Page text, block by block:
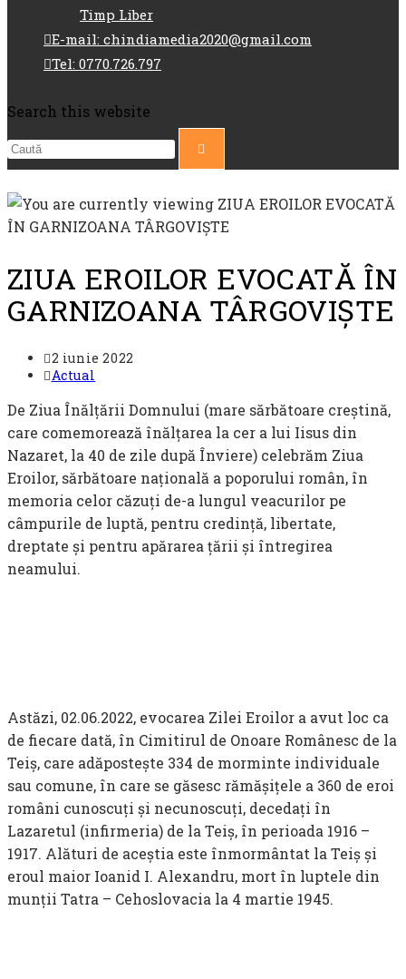
Timp Liber
E-mail: chindiamedia2020@gmail.com
Tel: 0770.726.797
Search this website
ZIUA EROILOR EVOCATĂ ÎN
GARNIZOANA TÂRGOVIȘTE
Post
published:
2 iunie 2022
Post
Actual
De Ziua Înălțării Domnului (mare sărbătoare creștină,
care comemorează înălțarea la cer a lui Iisus din
Nazaret, la 40 de zile după Înviere) celebrăm Ziua
Eroilor, sărbătoare națională a poporului român, în
memoria celor căzuți de-a lungul veacurilor pe
câmpurile de luptă, pentru credință, libertate,
dreptate și pentru apărarea țării și întregirea
neamului.
Astăzi, 02.06.2022, evocarea Zilei Eroilor a avut loc ca
de fiecare dată, în Cimitirul de Onoare Românesc de la
Teiş, care adăposteşte 334 de morminte individuale
sau comune, în care se găsesc rămășițele a 360 de eroi
români cunoscuți și necunoscuți, decedaţi în
Lazaretul (infirmeria) de la Teiş, în perioada 1916 –
1917. Alături de aceştia este înmormântat la Teiş şi
eroul maior Ioanid I. Alexandru, mort în luptele din
munţii Tatra – Cehoslovacia la 4 martie 1945.